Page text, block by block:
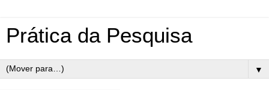
Prática da Pesquisa
▼